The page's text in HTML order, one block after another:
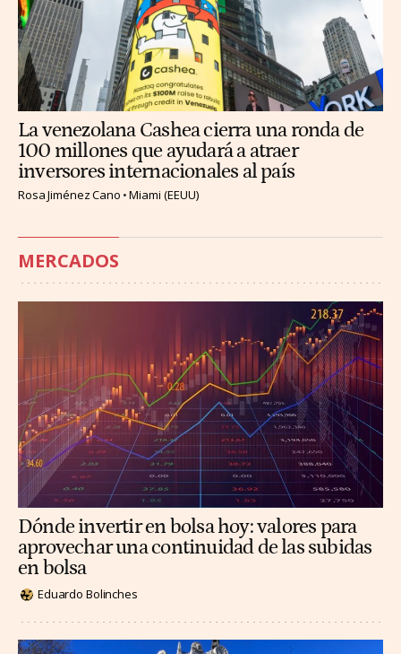
La venezolana Cashea cierra una ronda de
100 millones que ayudará a atraer
inversores internacionales al país
Rosa Jiménez Cano Miami (EEUU)
MERCADOS
Dónde invertir en bolsa hoy: valores para
aprovechar una continuidad de las subidas
en bolsa
Eduardo Bolinches